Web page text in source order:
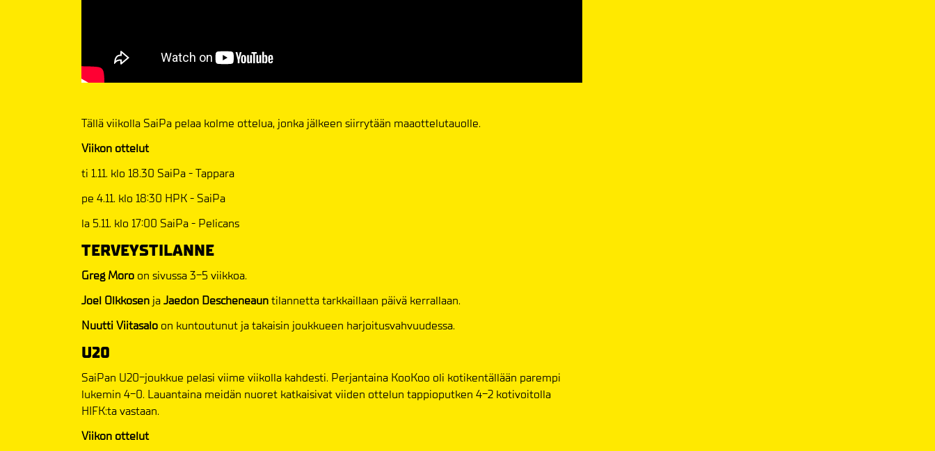
Tällä viikolla SaiPa pelaa kolme ottelua, jonka jälkeen siirrytään maaottelutauolle.
Viikon ottelut
ti 1.11. klo 18.30 SaiPa - Tappara
pe 4.11. klo 18:30 HPK - SaiPa
la 5.11. klo 17:00 SaiPa - Pelicans
TERVEYSTILANNE
Greg Moro on sivussa 3-5 viikkoa.
Joel Olkkosen jaJaedon Descheneauntilannetta tarkkaillaan päivä kerrallaan.
Nuutti Viitasalo on kuntoutunut ja takaisin joukkueen harjoitusvahvuudessa.
U20
SaiPan U20-joukkue pelasi viime viikolla kahdesti. Perjantaina KooKoo oli kotikentällään parempi
lukemin 4-0. Lauantaina meidän nuoret katkaisivat viiden ottelun tappioputken 4-2 kotivoitolla
HIFK:ta vastaan.
Viikon ottelut